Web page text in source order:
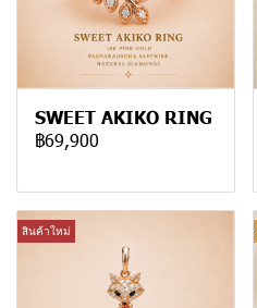
SWEET AKIKO RING
฿69,900
สินค้าใหม่